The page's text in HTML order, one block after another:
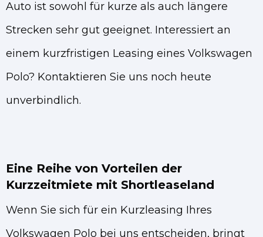
Auto ist sowohl für kurze als auch längere
Strecken sehr gut geeignet. Interessiert an
einem kurzfristigen Leasing eines Volkswagen
Polo? Kontaktieren Sie uns noch heute
unverbindlich.
Eine Reihe von Vorteilen der
Kurzzeitmiete mit Shortleaseland
Wenn Sie sich für ein Kurzleasing Ihres
Volkswagen Polo bei uns entscheiden, bringt